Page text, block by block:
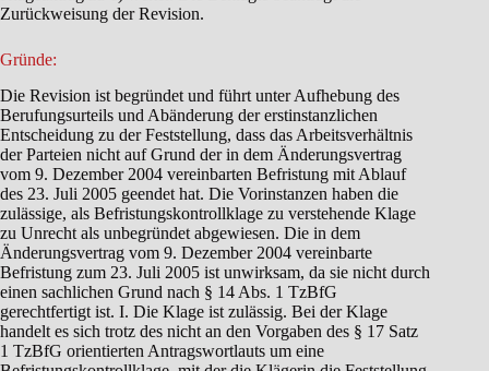
Zurückweisung der Revision.
Gründe:
Die Revision ist begründet und führt unter Aufhebung des
Berufungsurteils und Abänderung der erstinstanzlichen
Entscheidung zu der Feststellung, dass das Arbeitsverhältnis
der Parteien nicht auf Grund der in dem Änderungsvertrag
vom 9. Dezember 2004 vereinbarten Befristung mit Ablauf
des 23. Juli 2005 geendet hat. Die Vorinstanzen haben die
zulässige, als Befristungskontrollklage zu verstehende Klage
zu Unrecht als unbegründet abgewiesen. Die in dem
Änderungsvertrag vom 9. Dezember 2004 vereinbarte
Befristung zum 23. Juli 2005 ist unwirksam, da sie nicht durch
einen sachlichen Grund nach § 14 Abs. 1 TzBfG
gerechtfertigt ist. I. Die Klage ist zulässig. Bei der Klage
handelt es sich trotz des nicht an den Vorgaben des § 17 Satz
1 TzBfG orientierten Antragswortlauts um eine